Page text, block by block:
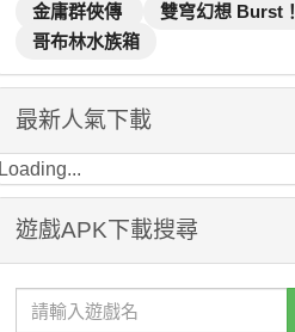
金庸群俠傳
雙穹幻想 Burst！
哥布林水族箱
最新人氣下載
Loading...
遊戲APK下載搜尋